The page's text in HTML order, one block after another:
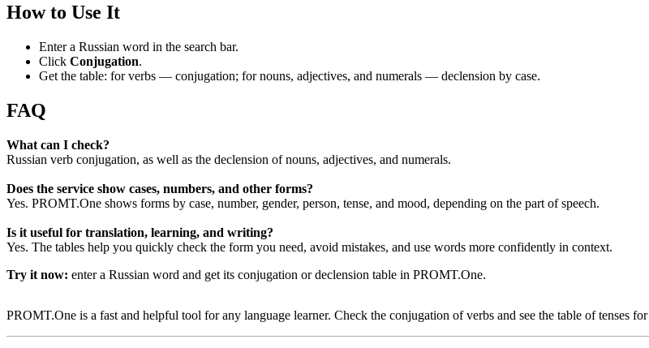
How to Use It
Enter a Russian word in the search bar.
Click Conjugation.
Get the table: for verbs — conjugation; for nouns, adjectives, and numerals — declension by case.
FAQ
What can I check?
Russian verb conjugation, as well as the declension of nouns, adjectives, and numerals.
Does the service show cases, numbers, and other forms?
Yes. PROMT.One shows forms by case, number, gender, person, tense, and mood, depending on the part of speech.
Is it useful for translation, learning, and writing?
Yes. The tables help you quickly check the form you need, avoid mistakes, and use words more confidently in context.
Try it now: enter a Russian word and get its conjugation or declension table in PROMT.One.
PROMT.One is a fast and helpful tool for any language learner. Check the conjugation of verbs and see the table of tenses for